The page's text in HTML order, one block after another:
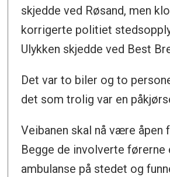
skjedde ved Røsand, men
korrigerte politiet
Ulykken skjedde ved Best
Det var to biler og to
det som trolig var en
Veibanen skal nå være åpen
Begge de involverte førerne
ambulanse på stedet og